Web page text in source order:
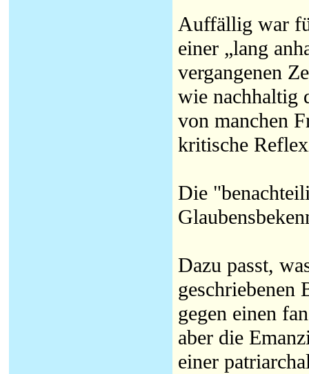
Auffällig war
einer „lang
vergangenen
wie nachhaltig
von manchen
kritische
Die
Dazu passt,
geschriebenen
gegen einen
aber die
einer